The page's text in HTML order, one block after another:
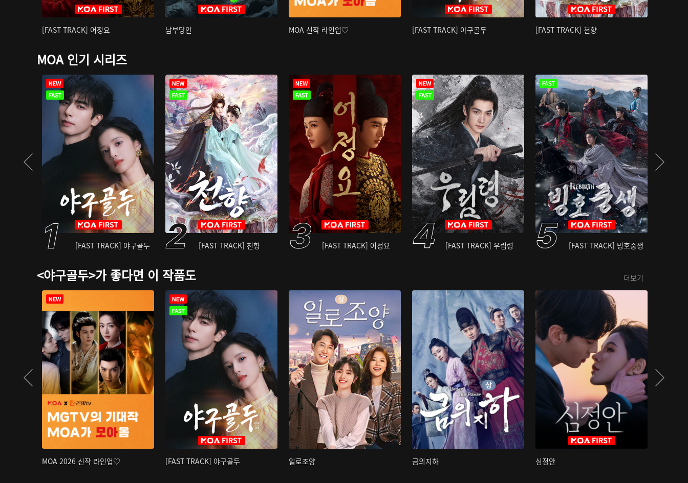
[FAST TRACK] 어정요 남부당안 MOA 신작 라인업♡ [FAST TRACK] 야구골두 [FAST TRACK] 천향
MOA 인기 시리즈
[FAST TRACK] 야구골두 [FAST TRACK] 천향 [FAST TRACK] 어정요 [FAST TRACK] 우림령 [FAST TRACK] 빙호중생
<야구골두>가 좋다면 이 작품도 더보기
MOA 2026 신작 라인업♡ [FAST TRACK] 야구골두 일로조양 금의지하 심정안